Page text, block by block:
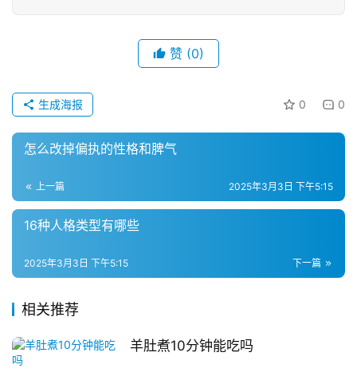
赞 (0)
0 0
生成海报
怎么改掉偏执的性格和脾气
上一篇 2025年3月3日 下午5:15
16种人格类型有哪些
下一篇
2025年3月3日 下午5:15
相关推荐
羊肚煮10分钟能吃吗